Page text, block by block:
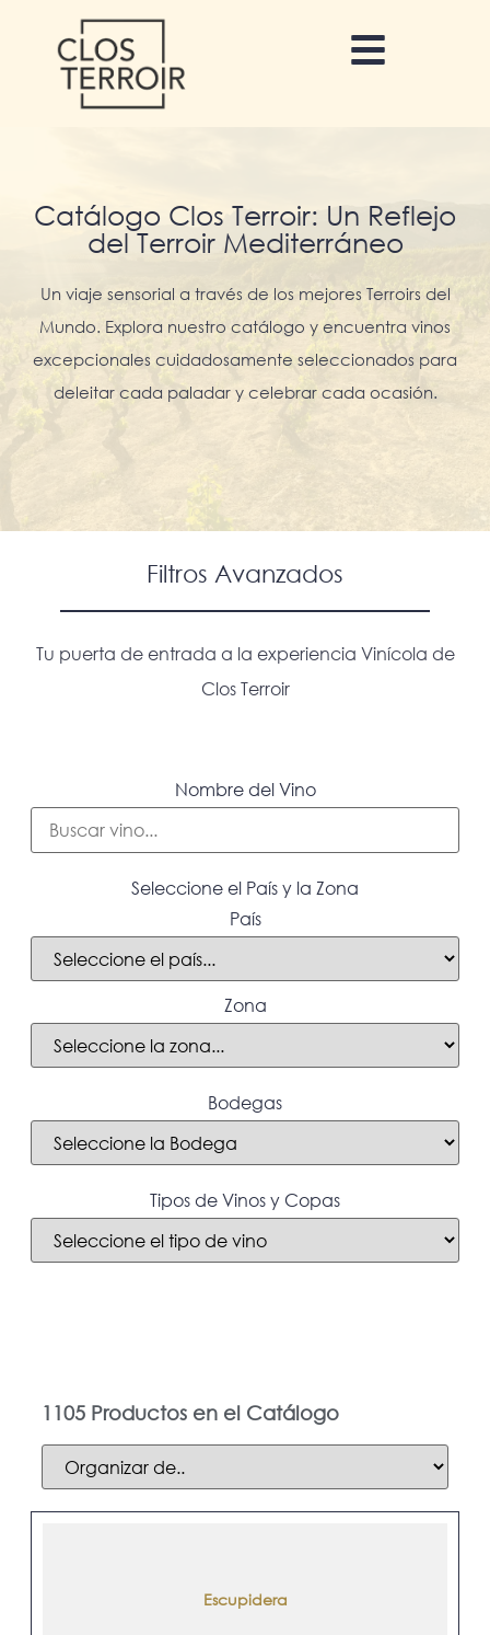
Catálogo Clos Terroir: Un Reflejo
delTerroir Mediterráneo
Un viaje sensorial a través de los mejores Terroirs del
Mundo. Explora nuestro catálogo y encuentra vinos
excepcionales cuidadosamente seleccionados para
deleitar cada paladar y celebrar cada ocasión.
Filtros Avanzados
Tu puerta de entrada a la experiencia Vinícola de
Clos Terroir
Nombre del Vino
Seleccione el País y la Zona
País
Zona
Bodegas
Tipos de Vinos y Copas
1105Productos en el Catálogo
Escupidera